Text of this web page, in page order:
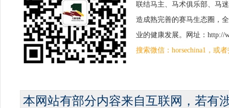
联结马主、马术俱乐部、马
造成熟完善的赛马生态圈，
业的健康发展。网址：http://
搜索微信：horsechina1，或
本网站有部分内容来自互联网，若有